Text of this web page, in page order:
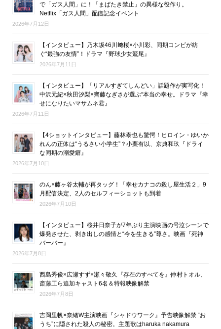
で「ガス人間」に！「まばたき禁止」の異様な役作り。
Netflix「ガス人間」配信記念イベント
2026年7月12日
【インタビュー】乃木坂46川﨑桜×小川彩、同期コンビが紡
ぐ“最強の友情”！ドラマ『野球少女鷲尾』
2026年7月11日
【インタビュー】「リアルすぎてしんどい」話題作が実写化！
中沢元紀×秋田汐梨×齊藤なぎさが選ぶ“本当の幸せ。ドラマ『幸
せになりたいマサムネ君』
2026年7月11日
【4ショットインタビュー】藤林泰也も驚愕！ヒロイン・ゆいか
れんの正体は“うるさい小学生”？小栗有以、京典和玖『ドライ
な同期の溺愛癖』
2026年7月10日
のん×藤ヶ谷太輔が再タッグ！「幸せカナコの殺し屋生活２」9
月配信決定、2人のセルフィーショットも到着
2026年7月10日
【インタビュー】桜井日奈子が7年ぶり主演映画の号泣シーンで
爆発させた、剥き出しの感情と“今を生きる”尊さ。映画『死神
バーバー』
2026年7月8日
西島秀俊×広瀬すず×瀬々敬久『存在のすべてを』仲村トオル、
斎藤工ら追加キャスト6名＆特報映像解禁
2026年7月8日
吉岡里帆×奈緒W主演映画『シャドウワーク』予告映像解禁 “お
うち”に隠された殺人の秘密。主題歌はharuka nakamura